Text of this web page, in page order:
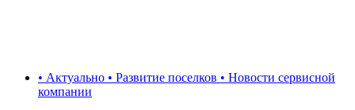
• Актуально • Развитие поселков • Новости сервисной
компании